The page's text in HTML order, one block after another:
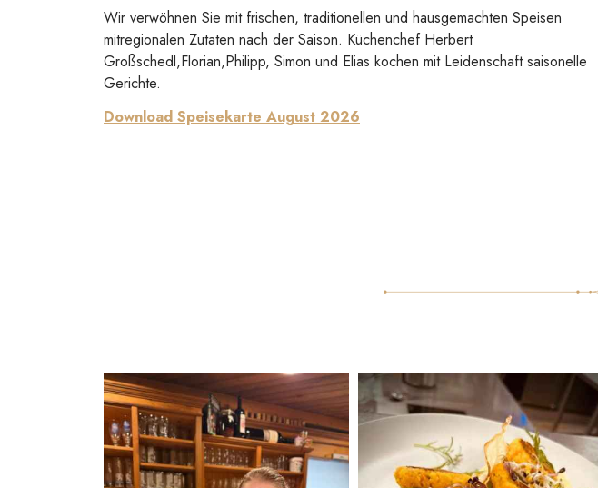
Wir verwöhnen Sie mit frischen, traditionellen und hausgemachten Speisen
mitregionalen Zutaten nach der Saison. Küchenchef Herbert
Großschedl,Florian,Philipp, Simon und Elias kochen mit Leidenschaft saisonelle
Gerichte.
Download Speisekarte August 2026